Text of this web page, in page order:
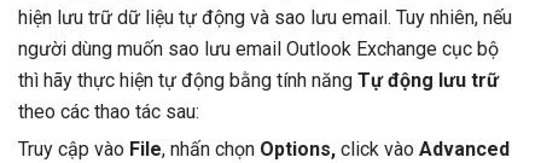
hiện lưu trữ dữ liệu tự động và sao lưu email. Tuy nhiên, nếu
người dùng muốn sao lưu email Outlook Exchange cục bộ
thì hãy thực hiện tự động bằng tính năng Tự động lưu trữ
theo các thao tác sau:
Truy cập vào File, nhấn chọn Options, click vào Advanced